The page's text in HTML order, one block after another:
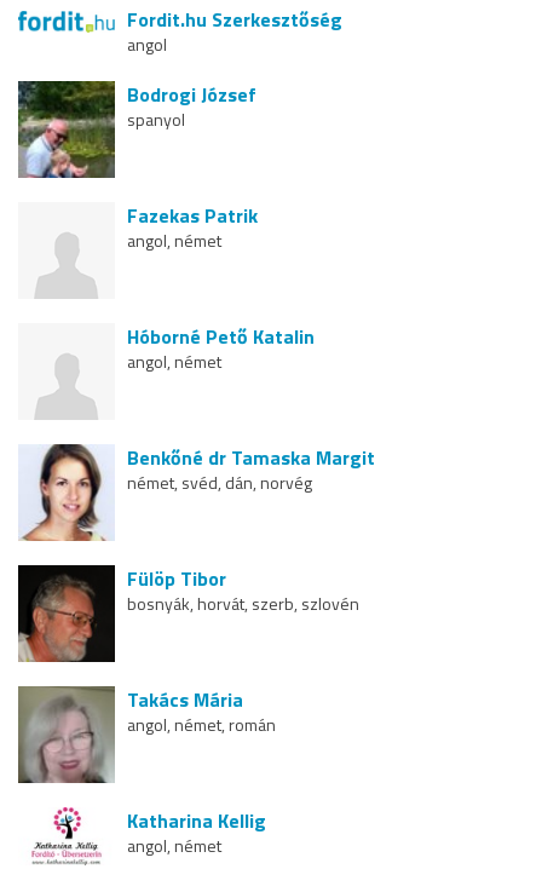
Fordit.hu Szerkesztőség
angol
Bodrogi József
spanyol
Fazekas Patrik
angol, német
Hóborné Pető Katalin
angol, német
Benkőné dr Tamaska Margit
német, svéd, dán, norvég
Fülöp Tibor
bosnyák, horvát, szerb, szlovén
Takács Mária
angol, német, román
Katharina Kellig
angol, német